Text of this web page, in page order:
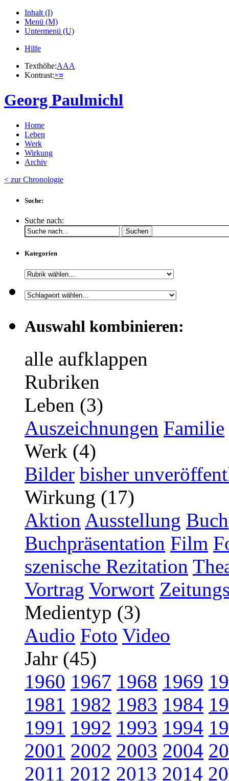
Inhalt (I)
Menü (M)
Untermenü (U)
Hilfe
Texthöhe:AAA
Kontrast:×≡
Georg Paulmichl
Home
Leben
Werk
Wirkung
Archiv
< zur Chronologie
Suche:
Suche nach:
Suchen
Kategorien
Auswahl kombinieren:
alle aufklappen
Rubriken
Leben (3)
Auszeichnungen Familie
Werk (4)
Bilder bisher
Wirkung (17)
Aktion Ausstellung Buch
Buchpräsentation Film
szenische Rezitation
Vortrag Vorwort
Medientyp (3)
Audio Foto Video
Jahr (45)
1960 1967 1968 1969
1981 1982 1983 1984
1991 1992 1993 1994
2001 2002 2003 2004
2011 2012 2013 2014